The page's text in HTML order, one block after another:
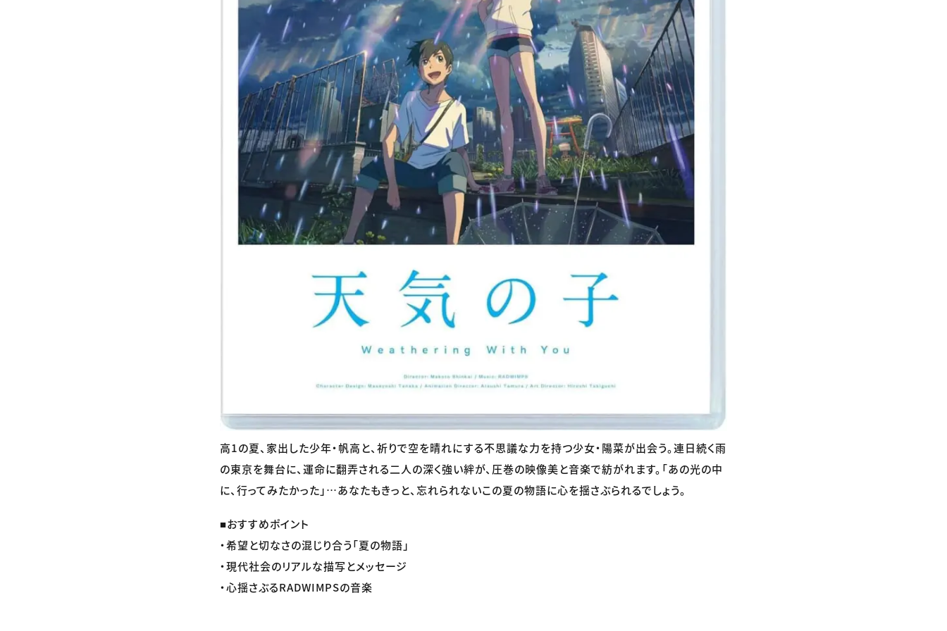
高1の夏、家出した少年・帆高と、祈りで空を晴れにする不思議な力を持つ少女・陽菜が出会う。連日続く雨
の東京を舞台に、運命に翻弄される二人の深く強い絆が、圧巻の映像美と音楽で紡がれます。「あの光の中
に、行ってみたかった」…あなたもきっと、忘れられないこの夏の物語に心を揺さぶられるでしょう。
■おすすめポイント
・希望と切なさの混じり合う「夏の物語」
・現代社会のリアルな描写とメッセージ
・心揺さぶるRADWIMPSの音楽